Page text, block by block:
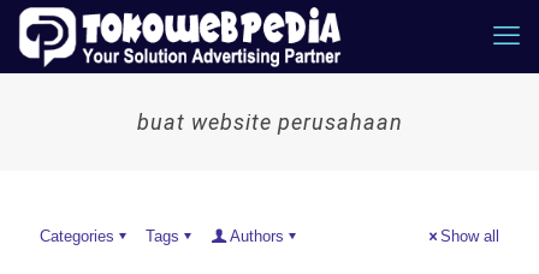
buat website perusahaan
Categories Tags Authors Show all